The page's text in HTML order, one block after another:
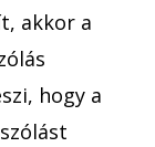
akkor a
hogy a